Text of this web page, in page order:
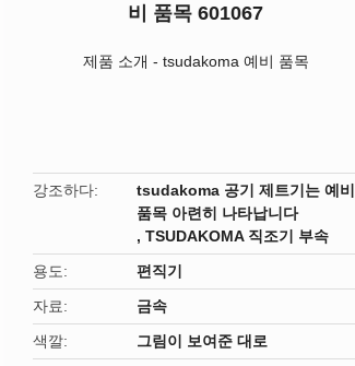
비 품목 601067
제품 소개 - tsudakoma 예비 품목
강조하다
tsudakoma 공기 제트기는 예비
품목 아련히 나타납니다
,TSUDAKOMA 직조기 부속
용도
편직기
자료
금속
색깔
그림이 보여준 대로